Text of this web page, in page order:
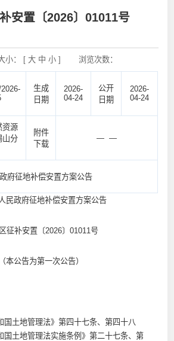
安置〔2026〕01011号
小： [ 大 中 小] 浏览次数：
生成
日期
2026-
04-24
公开
日期
2026-
04-24
资源
山分
附件
下载
— —
府征地补偿安置方案公告
民政府征地补偿安置方案公告
征补安置〔2026〕01011号
（本公告为第一次公告）
国土地管理法》第四十七条、第四十八
国土地管理法实施条例》第二十七条、第